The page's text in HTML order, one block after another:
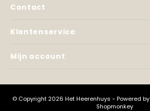
Contact
Klantenservice
Mijn account
© Copyright 2026 Het Heerenhuys - Powered by
Shopmonkey